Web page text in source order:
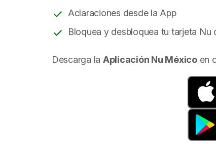
Aclaraciones desde la App
Bloquea y desbloquea tu tarjeta Nu
Descarga la Aplicación Nu Méxicoen